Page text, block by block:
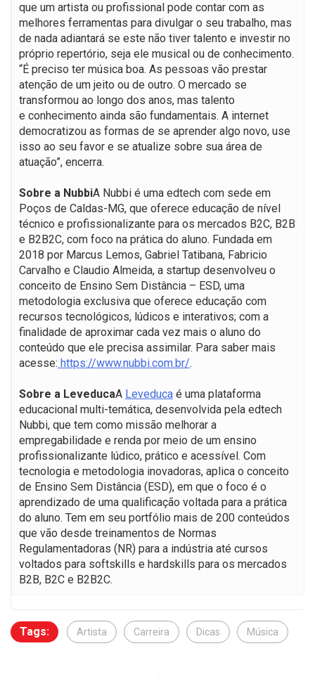
que um artista ou profissional pode contar com as
melhores ferramentas para divulgar o seu trabalho, mas
de nada adiantará se este não tiver talento e investir no
próprio repertório, seja ele musical ou de conhecimento.
“É preciso ter música boa. As pessoas vão prestar
atenção de um jeito ou de outro. O mercado se
transformou ao longo dos anos, mas talento
e conhecimento ainda são fundamentais. A internet
democratizou as formas de se aprender algo novo, use
isso ao seu favor e se atualize sobre sua área de
atuação”, encerra.
Sobre a NubbiA Nubbi é uma edtech com sede em
Poços de Caldas-MG, que oferece educação de nível
técnico e profissionalizante para os mercados B2C, B2B
e B2B2C, com foco na prática do aluno. Fundada em
2018 por Marcus Lemos, Gabriel Tatibana, Fabricio
Carvalho e Claudio Almeida, a startup desenvolveu o
conceito de Ensino Sem Distância – ESD, uma
metodologia exclusiva que oferece educação com
recursos tecnológicos, lúdicos e interativos; com a
finalidade de aproximar cada vez mais o aluno do
conteúdo que ele precisa assimilar. Para saber mais
acesse: https://www.nubbi.com.br/.
Sobre a LeveducaA Leveduca é uma plataforma
educacional multi-temática, desenvolvida pela edtech
Nubbi, que tem como missão melhorar a
empregabilidade e renda por meio de um ensino
profissionalizante lúdico, prático e acessível. Com
tecnologia e metodologia inovadoras, aplica o conceito
de Ensino Sem Distância (ESD), em que o foco é o
aprendizado de uma qualificação voltada para a prática
do aluno. Tem em seu portfólio mais de 200 conteúdos
que vão desde treinamentos de Normas
Regulamentadoras (NR) para a indústria até cursos
voltados para softskills e hardskills para os mercados
B2B, B2C e B2B2C.
Tags: Artista Carreira Dicas Música